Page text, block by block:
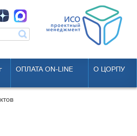
ОПЛАТА ON-LINE О ЦОРПУ